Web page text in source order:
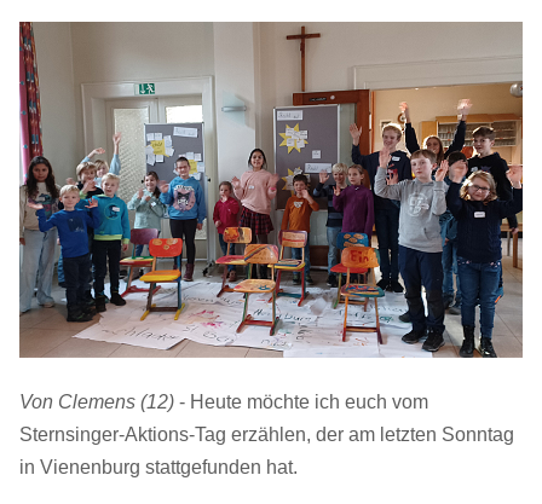
Von Clemens (12) - Heute möchte ich euch vom
Sternsinger-Aktions-Tag erzählen, der am letzten Sonntag
in Vienenburg stattgefunden hat.